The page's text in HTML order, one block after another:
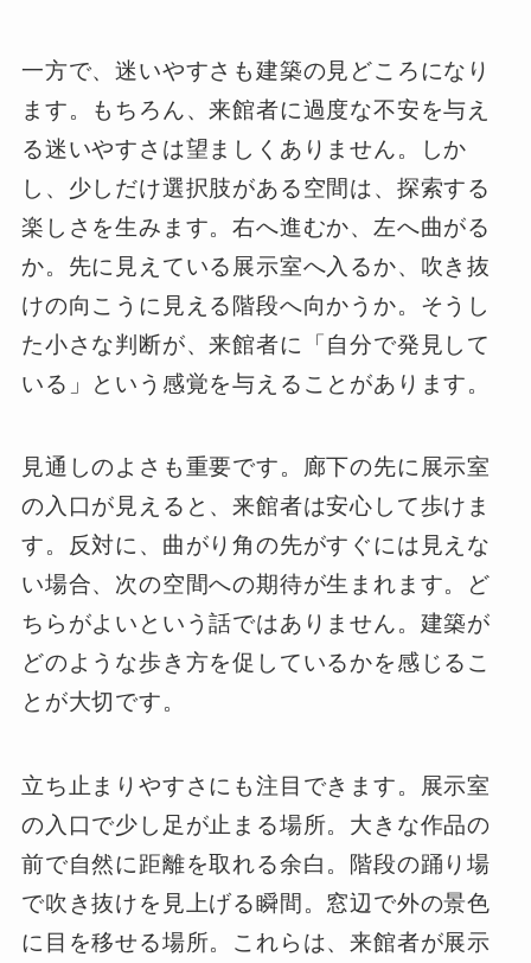
一方で、迷いやすさも建築の見どころになり
ます。もちろん、来館者に過度な不安を与え
る迷いやすさは望ましくありません。しか
し、少しだけ選択肢がある空間は、探索する
楽しさを生みます。右へ進むか、左へ曲がる
か。先に見えている展示室へ入るか、吹き抜
けの向こうに見える階段へ向かうか。そうし
た小さな判断が、来館者に「自分で発見して
いる」という感覚を与えることがあります。
見通しのよさも重要です。廊下の先に展示室
の入口が見えると、来館者は安心して歩けま
す。反対に、曲がり角の先がすぐには見えな
い場合、次の空間への期待が生まれます。ど
ちらがよいという話ではありません。建築が
どのような歩き方を促しているかを感じるこ
とが大切です。
立ち止まりやすさにも注目できます。展示室
の入口で少し足が止まる場所。大きな作品の
前で自然に距離を取れる余白。階段の踊り場
で吹き抜けを見上げる瞬間。窓辺で外の景色
に目を移せる場所。これらは、来館者が展示